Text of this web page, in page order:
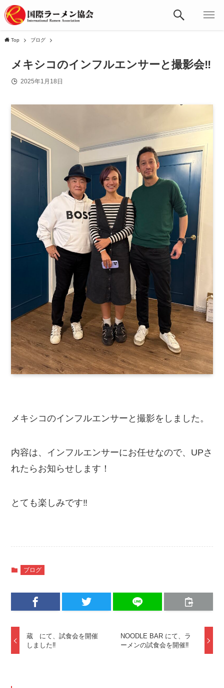
Top ブログ
メキシコのインフルエンサーと撮影会‼️
2025年1月18日
メキシコのインフルエンサーと撮影をしました。
内容は、インフルエンサーにお任せなので、UPさ
れたらお知らせします！
とても楽しみです‼️
ブログ
蔵 にて、試食会を開催
しました‼️
NOODLE BAR にて、ラ
ーメンの試食会を開催‼️